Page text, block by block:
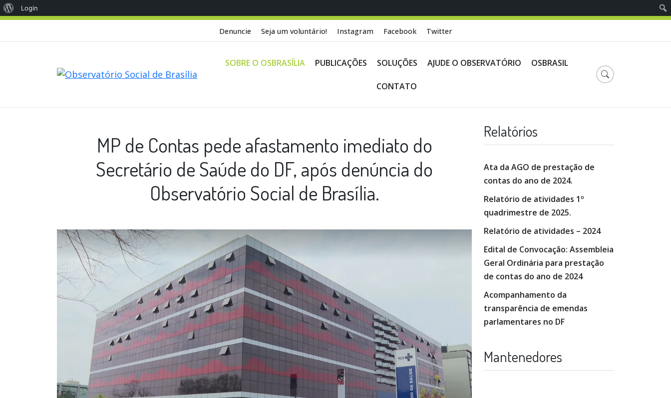
Sobre
Login
Denuncie Seja um voluntário! Instagram Facebook Twitter
SOBRE O OSBRASÍLIA PUBLICAÇÕES SOLUÇÕES AJUDE O OBSERVATÓRIO OSBRASIL
CONTATO
MP de Contas pede afastamento imediato do
Secretário de Saúde do DF, após denúncia do
Observatório Social de Brasília.
Relatórios
Ata da AGO de prestação de
contas do ano de 2024.
Relatório de atividades 1º
quadrimestre de 2025.
Relatório de atividades – 2024
Edital de Convocação: Assembleia
Geral Ordinária para prestação
de contas do ano de 2024
Acompanhamento da
transparência de emendas
parlamentares no DF
Mantenedores